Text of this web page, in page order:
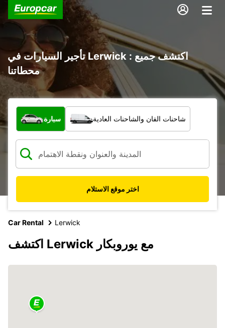
تأجير السيارات في Lerwick : اكتشف جميع
محطاتنا
ما نوع المركبة؟
سيارة شاحنات الفان والشاحنات العادية
اختر موقع الاستلام
Car Rental Lerwick
اكتشف Lerwick مع يوروبكار